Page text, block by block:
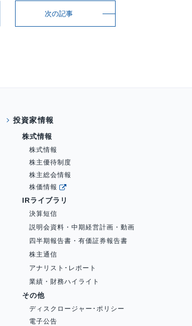
次の記事
投資家情報
株式情報
株式情報
株主優待制度
株主総会情報
株価情報
IRライブラリ
決算短信
説明会資料・中期経営計画・動画
四半期報告書・有価証券報告書
株主通信
アナリスト･レポート
業績・財務ハイライト
その他
ディスクロージャー･ポリシー
電子公告